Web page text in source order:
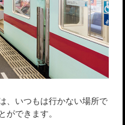
、いつもは行かない場所で
できます。